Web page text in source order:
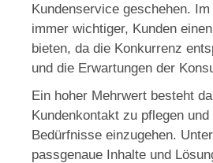
Kundenservice geschehen.
immer wichtiger, Kunden
bieten, da die Konkurrenz
und die Erwartungen der
Ein hoher Mehrwert besteht
Kundenkontakt zu pflegen
Bedürfnisse einzugehen.
passgenaue Inhalte und